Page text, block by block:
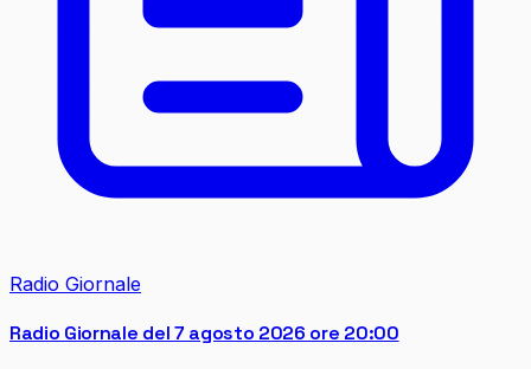
Radio Giornale
Radio Giornale del 7 agosto 2026 ore 20:00